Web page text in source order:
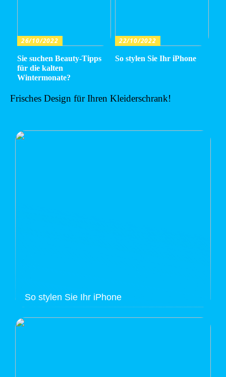
26/10/2022
Sie suchen Beauty-Tipps
für die kalten
Wintermonate?
22/10/2022
So stylen Sie Ihr iPhone
Frisches Design für Ihren Kleiderschrank!
So stylen Sie Ihr iPhone